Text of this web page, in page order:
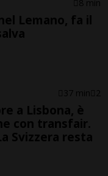
8 min
Lemano, fa il
37 min 2
a Lisbona, è
con transfair.
Svizzera resta